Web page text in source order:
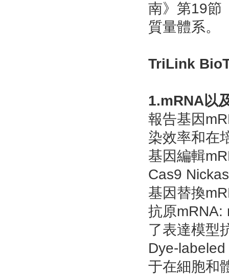
南》第19節
質量體系。
TriLink
1.mRNA以
報告基因
染效率和在
基因編輯
Cas9
基因替換
抗原mRNA:
了表達模型
Dye-
于在細胞和